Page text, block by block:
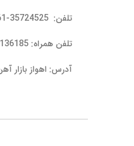
تلفن: 35724525-061 الی 29
تلفن همراه: 09022136185
آدرس: اهواز بازار